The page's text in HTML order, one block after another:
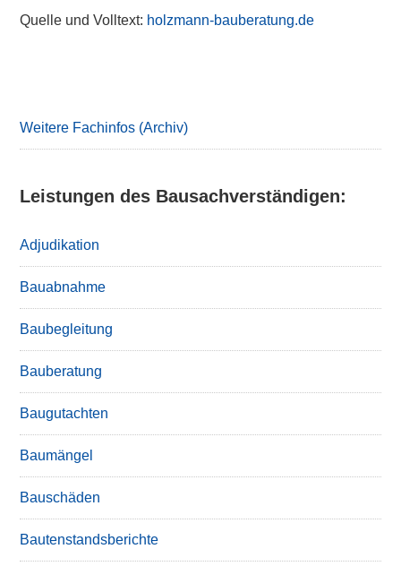
Quelle und Volltext: holzmann-bauberatung.de
Weitere Fachinfos (Archiv)
Leistungen des Bausachverständigen:
Adjudikation
Bauabnahme
Baubegleitung
Bauberatung
Baugutachten
Baumängel
Bauschäden
Bautenstandsberichte